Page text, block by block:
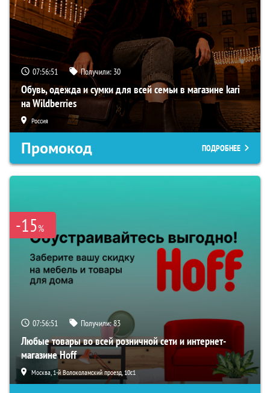
07:56:50 Получили: 30
Обувь, одежда и сумки для всей семьи в магазине kari
на Wildberries
Россия
Промокод ПОДРОБНЕЕ
-15%
07:56:50 Получили:83
Любые товары во всей розничной сети и интернет-
магазине Hoff
Москва, 1-й Волоколамский проезд, 10с1